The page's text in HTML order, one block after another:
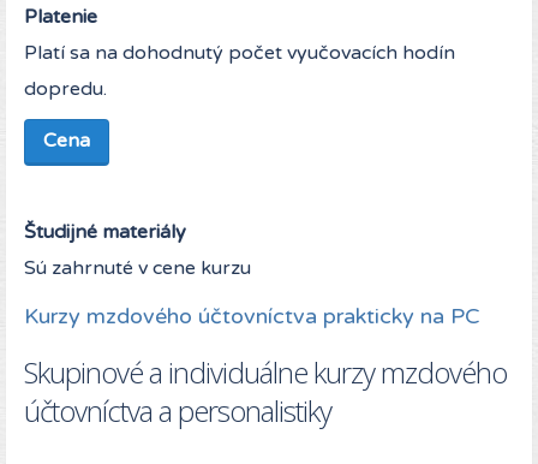
Platenie
Platí sa na dohodnutý počet vyučovacích hodín
dopredu.
Cena
Študijné materiály
Sú zahrnuté v cene kurzu
Kurzy mzdového účtovníctva prakticky na PC
Skupinové a individuálne kurzy mzdového
účtovníctva a personalistiky